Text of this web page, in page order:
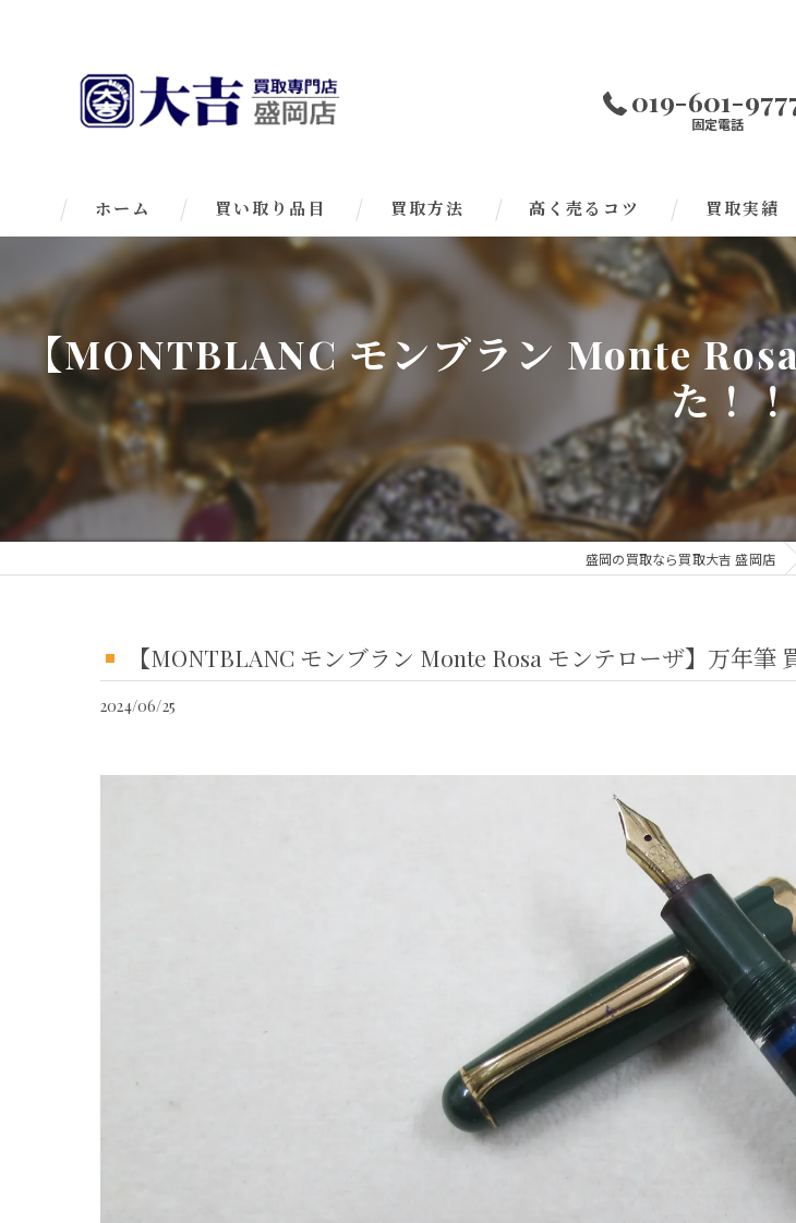
019-601-
固定電話
ホーム 買い取り品目 買取方法 高く売るコツ 買取実績
【MONTBLANC モンブラン Monte
た！！
盛岡の買取なら買取大吉 盛岡店
【MONTBLANC モンブラン Monte Rosa モンテローザ】万年筆
2024/06/25